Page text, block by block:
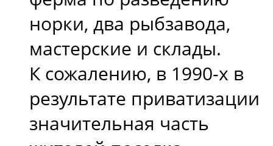
норки, два рыбзавода,
мастерские и склады.
К сожалению, в 1990-х в
результате приватизации
значительная часть